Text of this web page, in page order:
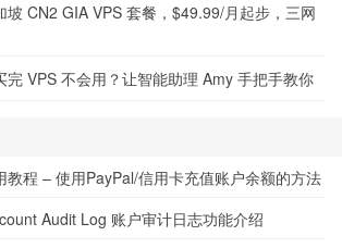
坡 CN2 GIA VPS 套餐，$49.99/月起步，三网
完 VPS 不会用？让智能助理 Amy 手把手教你
教程 – 使用PayPal/信用卡充值账户余额的方法
Audit Log 账户审计日志功能介绍